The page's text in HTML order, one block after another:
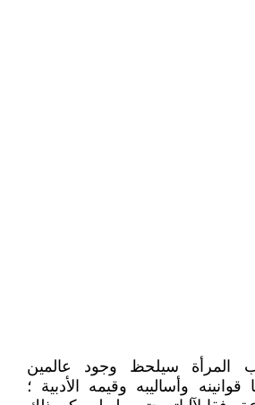
المرأة سيلحظ وجود عالمين
وأساليبه وقيمه الأدبية ؛